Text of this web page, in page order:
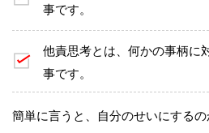
事です。
他責思考とは、何かの事柄に
事です。
簡単に言うと、自分のせいにする